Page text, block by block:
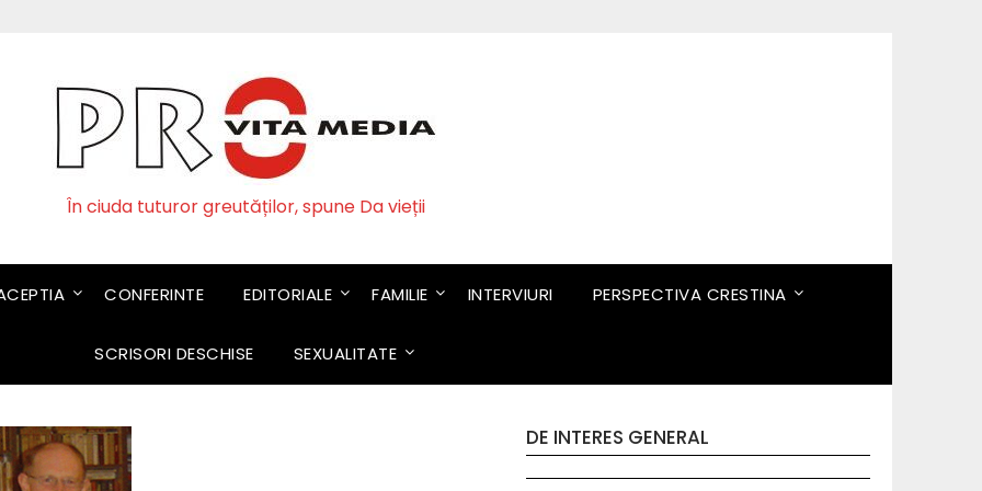
În ciuda tuturor greutăților, spune Da vieții
CONFERINTE EDITORIALE FAMILIE INTERVIURI PERSPECTIVA CRESTINA
SCRISORI DESCHISE SEXUALITATE
DE INTERES GENERAL